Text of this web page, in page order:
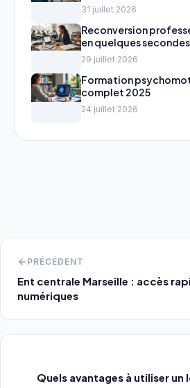
31 juillet 2026
Reconversion
en quelques
heures » le nouveau
traductrice
29 juillet 2026
Formation
complet 2025
24 juillet 2026
PRÉCÉDENT
Ent centrale Marseille : accès
numériques
Quels avantages à utiliser